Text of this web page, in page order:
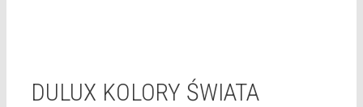
DULUX KOLORY ŚWIATA